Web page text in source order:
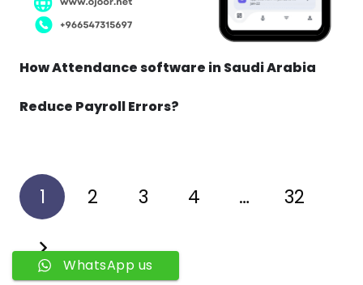
How Attendance software in Saudi Arabia
Reduce Payroll Errors?
1 2 3 4 … 32
WhatsApp us